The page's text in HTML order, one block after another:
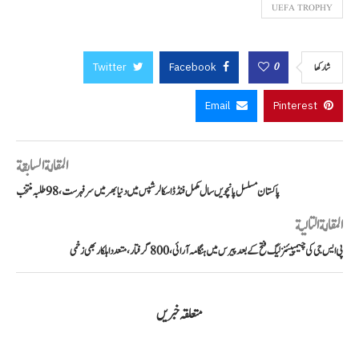
UEFA TROPHY
شاركها 0
Facebook
Twitter
Pinterest
Email
المقالة السابقة
پاکستان مسلسل پانچویں سال مکمل فنڈڈ اسکالرشپس میں دنیا بھر میں سرفہرست، 98 طلبہ منتخب
المقالة التالية
پی ایس جی کی چیمپیئنز لیگ فتح کے بعد پیرس میں ہنگامہ آرائی، 800 گرفتار، متعدد اہلکار بھی زخمی
متعلقہ خبریں